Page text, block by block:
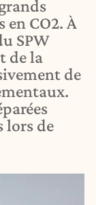
CO2. À
SPW
de la
de
lors de